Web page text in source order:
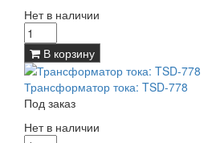
Нет в наличии
В корзину
Трансформатор тока: TSD-778
Под заказ
Нет в наличии